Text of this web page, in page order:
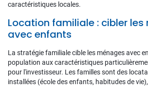
caractéristiques locales.
Location familiale : cibler les
avec enfants
La stratégie familiale cible les ménages avec
population aux caractéristiques
pour l'investisseur. Les familles sont des
installées (école des enfants, habitudes de